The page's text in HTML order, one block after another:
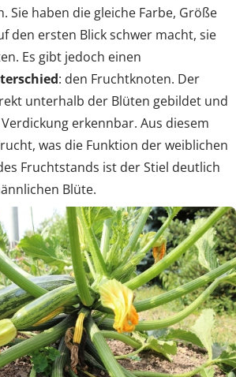
Sie haben die gleiche Farbe, Größe
den ersten Blick schwer macht, sie
Es gibt jedoch einen
: den Fruchtknoten. Der
unterhalb der Blüten gebildet und
erkennbar. Aus diesem
was die Funktion der weiblichen
Fruchtstands ist der Stiel deutlich
Blüte.